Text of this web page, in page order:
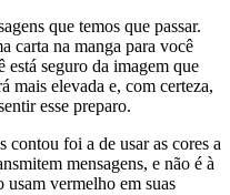
que temos que passar.
carta na manga para você
está seguro da imagem que
mais elevada e, com certeza,
esse preparo.
contou foi a de usar as cores a
mensagens, e não é à
usam vermelho em suas